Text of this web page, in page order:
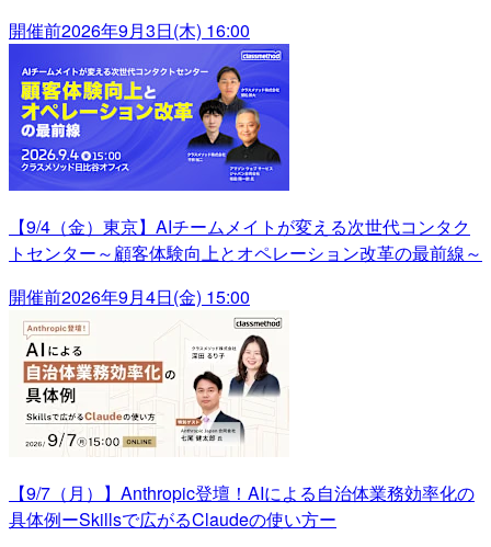
開催前2026年9月3日(木) 16:00
【9/4（金）東京】AIチームメイトが変える次世代コンタク
トセンター～顧客体験向上とオペレーション改革の最前線～
開催前2026年9月4日(金) 15:00
【9/7（月）】Anthropic登壇！AIによる自治体業務効率化の
具体例ーSkillsで広がるClaudeの使い方ー